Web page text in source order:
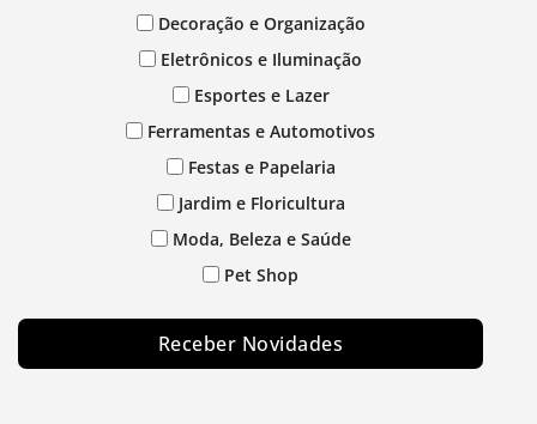
Decoração e Organização
Eletrônicos e Iluminação
Esportes e Lazer
Ferramentas e Automotivos
Festas e Papelaria
Jardim e Floricultura
Moda, Beleza e Saúde
Pet Shop
Receber Novidades